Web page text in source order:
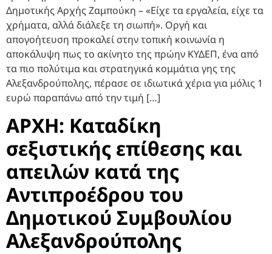
Δημοτικής Αρχής Ζαμπούκη – «Είχε τα εργαλεία, είχε τα
χρήματα, αλλά διάλεξε τη σιωπή». Οργή και
απογοήτευση προκαλεί στην τοπική κοινωνία η
αποκάλυψη πως το ακίνητο της πρώην ΚΥΔΕΠ, ένα από
τα πιο πολύτιμα και στρατηγικά κομμάτια γης της
Αλεξανδρούπολης, πέρασε σε ιδιωτικά χέρια για μόλις 1
ευρώ παραπάνω από την τιμή […]
ΑΡΧΗ: Καταδίκη
σεξιστικής επίθεσης και
απειλών κατά της
Αντιπροέδρου του
Δημοτικού Συμβουλίου
Αλεξανδρούπολης